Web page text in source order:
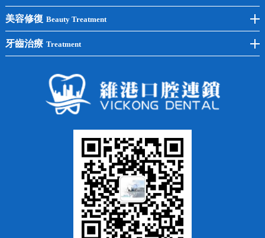
單顆種植
半口種植
全口種植
洗牙
黃黑牙
四環素牙
常見問題
牙齒矯正
兒童矯正
牙列不齊
美容修復 Beauty Treatment
全瓷牙
牙齒治療 Treatment